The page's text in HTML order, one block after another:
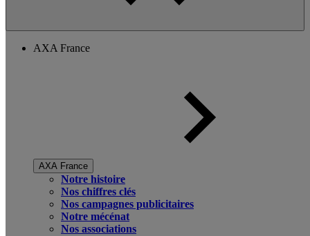
AXA France
AXA France
Notre histoire
Nos chiffres clés
Nos campagnes publicitaires
Notre mécénat
Nos associations